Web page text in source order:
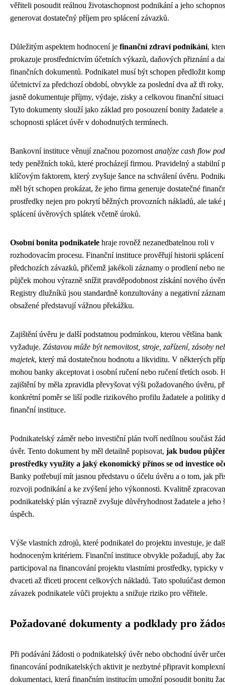
věřiteli posoudit reálnou životaschopnost podnikání a jeho
generovat dostatečný příjem pro splácení závazků.
Důležitým aspektem hodnocení je finanční zdraví podnikání,
prokazuje prostřednictvím účetních výkazů, daňových přiznání a
finančních dokumentů. Podnikatel musí být schopen předložit
účetnictví za předchozí období, obvykle za poslední dva až tři roky,
jasně dokumentuje příjmy, výdaje, zisky a celkovou finanční
Tyto dokumenty slouží jako základ pro posouzení bonity žadatele a
schopnosti splácet úvěr v dohodnutých termínech.
Bankovní instituce věnují značnou pozornost analýze cash flow
tedy peněžních toků, které procházejí firmou. Pravidelný a stabilní
klíčovým faktorem, který zvyšuje šance na schválení úvěru.
měl být schopen prokázat, že jeho firma generuje dostatečné
prostředky nejen pro pokrytí běžných provozních nákladů, ale také
splácení úvěrových splátek včetně úroků.
Osobní bonita podnikatele hraje rovněž nezanedbatelnou roli v
rozhodovacím procesu. Finanční instituce prověřují historii splácení
předchozích závazků, přičemž jakékoli záznamy o prodlení nebo
půjček mohou výrazně snížit pravděpodobnost získání nového
Registry dlužníků jsou standardně konzultovány a negativní
obsažené představují vážnou překážku.
Zajištění úvěru je další podstatnou podmínkou, kterou většina bank
vyžaduje. Zástavou může být nemovitost, stroje, zařízení, zásoby
majetek, který má dostatečnou hodnotu a likviditu. V některých
mohou banky akceptovat i osobní ručení nebo ručení třetích osob.
zajištění by měla zpravidla převyšovat výši požadovaného úvěru,
konkrétní poměr se liší podle rizikového profilu žadatele a politiky
finanční instituce.
Podnikatelský záměr nebo investiční plán tvoří nedílnou součást
úvěr. Tento dokument by měl detailně popisovat, jak budou
prostředky využity a jaký ekonomický přínos se od investice
Banky potřebují mít jasnou představu o účelu úvěru a o tom, jak
rozvoji podnikání a ke zvýšení jeho výkonnosti. Kvalitně
podnikatelský plán výrazně zvyšuje důvěryhodnost žadatele a jeho
úspěch.
Výše vlastních zdrojů, které podnikatel do projektu investuje, je
hodnoceným kritériem. Finanční instituce obvykle požadují, aby
participoval na financování projektu vlastními prostředky, typicky v
dvaceti až třiceti procent celkových nákladů. Tato spoluúčast
závazek podnikatele vůči projektu a snižuje riziko pro věřitele.
Požadované dokumenty a podklady pro
Při podávání žádosti o podnikatelský úvěr nebo obchodní úvěr
financování podnikatelských aktivit je nezbytné připravit komplexní
dokumentaci, která finančním institucím umožní posoudit bonitu